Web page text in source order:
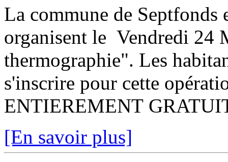
La commune de
organisent le Vendredi 24
thermographie". Les
s'inscrire pour cette
ENTIEREMENT
[En savoir plus]